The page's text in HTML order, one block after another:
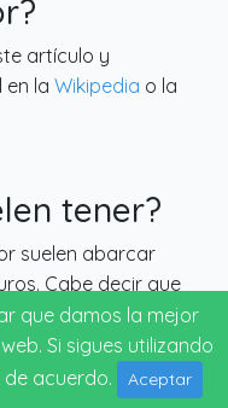
artículo y
la Wikipedia o la
tener?
suelen abarcar
Cabe decir que
como
Te sugerimos que
opiniones de otros
que damos la mejor
Si sigues utilizando
acuerdo.
Aceptar